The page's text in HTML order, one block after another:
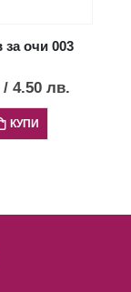
за очи 003
/ 4.50 лв.
КУПИ